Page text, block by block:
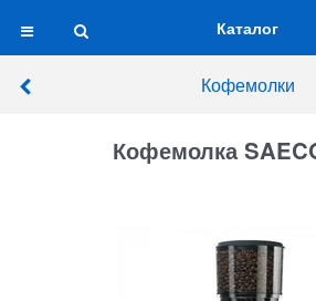
Каталог
Кофемолки
Кофемолка